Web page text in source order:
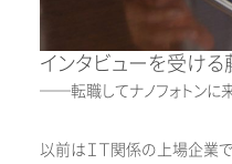
インタビューを受け
──転職してナノフォトンに
以前はＩＴ関係の上場企業